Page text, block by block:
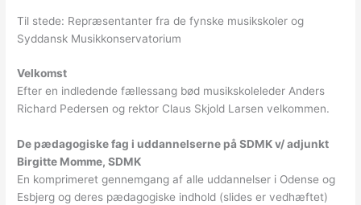
Til stede: Repræsentanter fra de fynske musikskoler og
Syddansk Musikkonservatorium
Velkomst
Efter en indledende fællessang bød musikskoleleder Anders
Richard Pedersen og rektor Claus Skjold Larsen velkommen.
De pædagogiske fag i uddannelserne på SDMK v/ adjunkt
Birgitte Momme, SDMK
En komprimeret gennemgang af alle uddannelser i Odense og
Esbjerg og deres pædagogiske indhold (slides er vedhæftet)